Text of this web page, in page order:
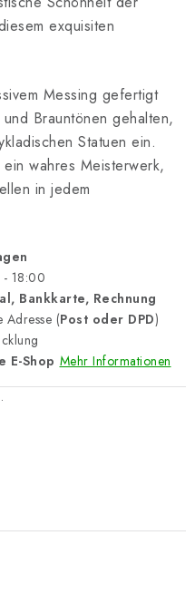
exquisiten
Messing gefertigt
Brauntönen gehalten,
Statuen ein.
wahres Meisterwerk,
in jedem
18:00
Bankkarte, Rechnung
Adresse (Post oder DPD)
E-Shop Mehr Informationen